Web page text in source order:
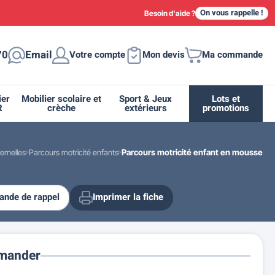
Besoin d'aide ? On vous rappelle !
Email Votre compte Mon devis Ma commande
Fleurissement urbain
Supports et abris vélo moto
Miroir de sécurité routière
Drapeau - Pavoisement
Espace sanitaire
Mobilier scolaire et
crèche
Casiers et meubles de rangement
Sport & Jeux
extérieurs
Lots et
promotions
Parcours motricité enfants Parcours motricité enfant en mousse
de rappel Imprimer la fiche